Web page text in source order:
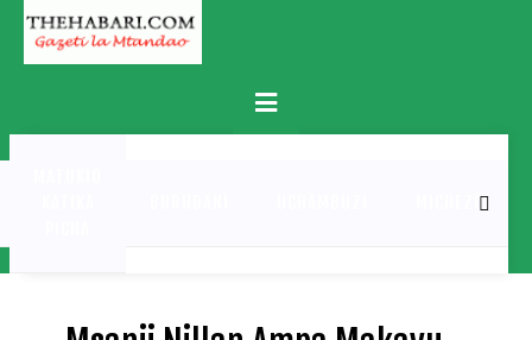
Skip
content
Primary
Menu
MICHEZO